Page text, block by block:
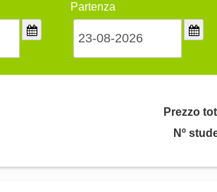
Partenza
Prezzo
Nº